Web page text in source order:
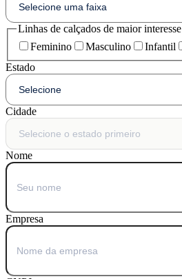
Linhas de calçados de maior interesse
Feminino
Masculino Infantil
Estado
Cidade
Nome
Empresa